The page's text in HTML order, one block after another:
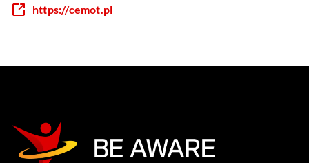
https://cemot.pl